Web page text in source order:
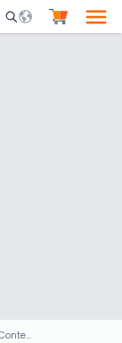
Mobile Search
Musée d'Art Contemporain de Chicago